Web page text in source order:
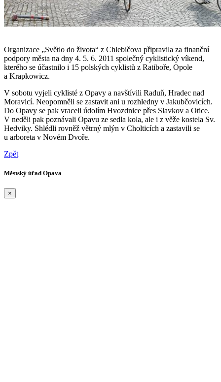
Organizace „Světlo do života“ z Chlebičova připravila za finanční
podpory města na dny 4. 5. 6. 2011 společný cyklistický víkend,
kterého se účastnilo i 15 polských cyklistů z Ratiboře, Opole
a Krapkowicz.
V sobotu vyjeli cyklisté z Opavy a navštívili Raduň, Hradec nad
Moravicí. Neopomněli se zastavit ani u rozhledny v Jakubčovicích.
Do Opavy se pak vraceli údolím Hvozdnice přes Slavkov a Otice.
V neděli pak poznávali Opavu ze sedla kola, ale i z věže kostela Sv.
Hedviky. Shlédli rovněž větrný mlýn v Cholticích a zastavili se
u arboreta v Novém Dvoře.
Zpět
Městský úřad Opava
×